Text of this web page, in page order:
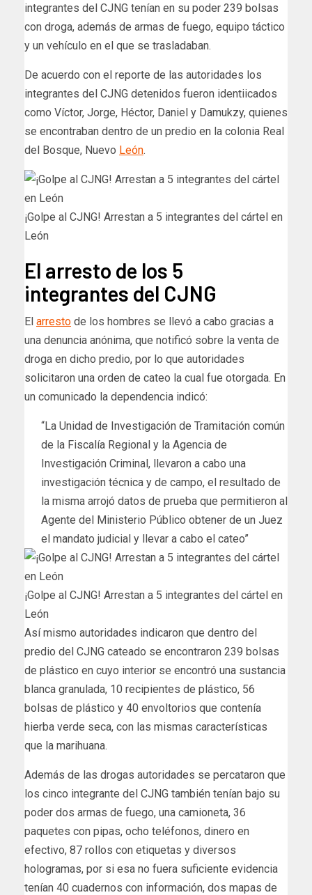
integrantes del CJNG tenían en su poder 239 bolsas
con droga, además de armas de fuego, equipo táctico
y un vehículo en el que se trasladaban.
De acuerdo con el reporte de las autoridades los
integrantes del CJNG detenidos fueron identiicados
como Víctor, Jorge, Héctor, Daniel y Damukzy, quienes
se encontraban dentro de un predio en la colonia Real
del Bosque, Nuevo León.
¡Golpe al CJNG! Arrestan a 5 integrantes del cártel en
León
El arresto de los 5
integrantes del CJNG
El arresto de los hombres se llevó a cabo gracias a
una denuncia anónima, que notificó sobre la venta de
droga en dicho predio, por lo que autoridades
solicitaron una orden de cateo la cual fue otorgada. En
un comunicado la dependencia indicó:
“La Unidad de Investigación de Tramitación común
de la Fiscalía Regional y la Agencia de
Investigación Criminal, llevaron a cabo una
investigación técnica y de campo, el resultado de
la misma arrojó datos de prueba que permitieron al
Agente del Ministerio Público obtener de un Juez
el mandato judicial y llevar a cabo el cateo”
¡Golpe al CJNG! Arrestan a 5 integrantes del cártel en
León
Así mismo autoridades indicaron que dentro del
predio del CJNG cateado se encontraron 239 bolsas
de plástico en cuyo interior se encontró una sustancia
blanca granulada, 10 recipientes de plástico, 56
bolsas de plástico y 40 envoltorios que contenía
hierba verde seca, con las mismas características
que la marihuana.
Además de las drogas autoridades se percataron que
los cinco integrante del CJNG también tenían bajo su
poder dos armas de fuego, una camioneta, 36
paquetes con pipas, ocho teléfonos, dinero en
efectivo, 87 rollos con etiquetas y diversos
hologramas, por si esa no fuera suficiente evidencia
tenían 40 cuadernos con información, dos mapas de